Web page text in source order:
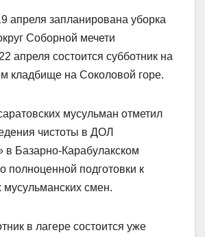
апреля запланирована уборка
Соборной мечети
апреля состоится субботник на
кладбище на Соколовой горе.
мусульман отметил
чистоты в ДОЛ
в Базарно-Карабулакском
полноценной подготовки к
мусульманских смен.
в лагере состоится уже